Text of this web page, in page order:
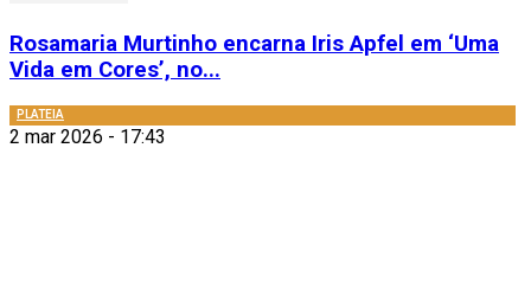
Rosamaria Murtinho encarna Iris Apfel em ‘Uma
Vida em Cores’, no...
PLATEIA
2 mar 2026 - 17:43